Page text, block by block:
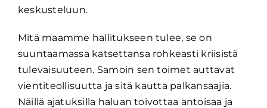
keskusteluun.
Mitä maamme hallitukseen tulee, se on
suuntaamassa katsettansa rohkeasti kriisistä
tulevaisuuteen. Samoin sen toimet auttavat
vientiteollisuutta ja sitä kautta palkansaajia.
Näillä ajatuksilla haluan toivottaa antoisaa ja